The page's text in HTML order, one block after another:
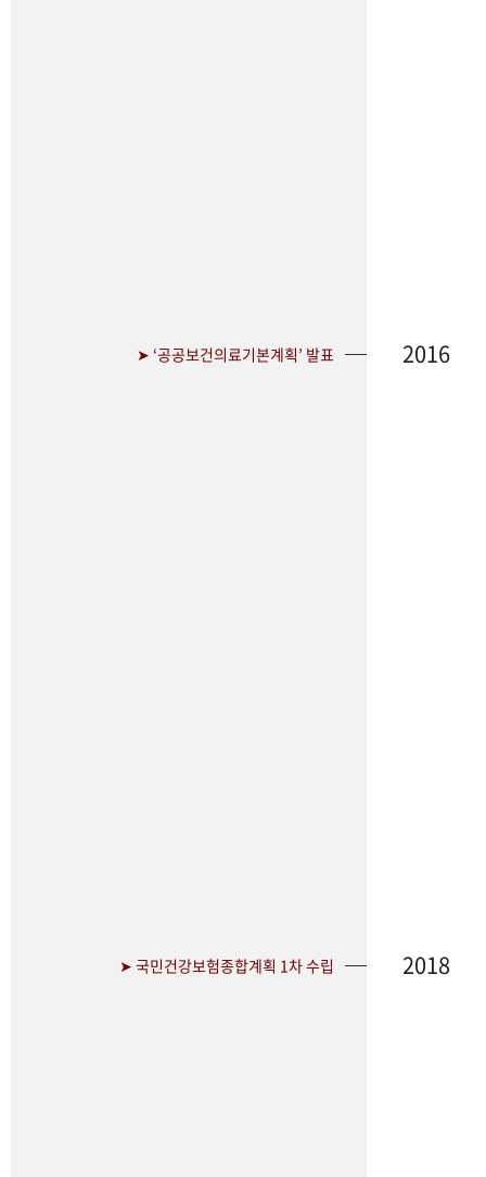
➤ ‘공공보건의료기본계획’ 발표 2016
➤ 국민건강보험종합계획 1차 수립 2018